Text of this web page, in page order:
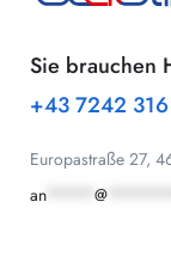
Sie brauchen
+43 7242
Europastraße 27,
an
@